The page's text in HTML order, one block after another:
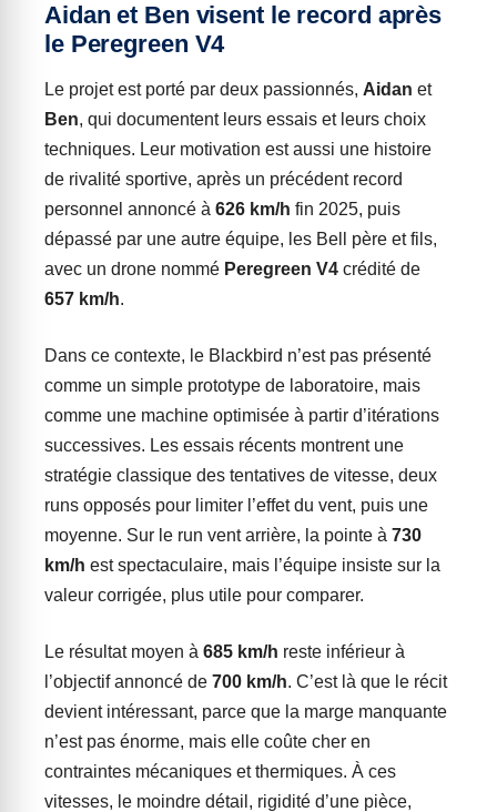
Aidan et Ben visent le record après
le Peregreen V4
Le projet est porté par deux passionnés, Aidan et
Ben, qui documentent leurs essais et leurs choix
techniques. Leur motivation est aussi une histoire
de rivalité sportive, après un précédent record
personnel annoncé à 626 km/h fin 2025, puis
dépassé par une autre équipe, les Bell père et fils,
avec un drone nommé Peregreen V4 crédité de
657 km/h.
Dans ce contexte, le Blackbird n’est pas présenté
comme un simple prototype de laboratoire, mais
comme une machine optimisée à partir d’itérations
successives. Les essais récents montrent une
stratégie classique des tentatives de vitesse, deux
runs opposés pour limiter l’effet du vent, puis une
moyenne. Sur le run vent arrière, la pointe à 730
km/h est spectaculaire, mais l’équipe insiste sur la
valeur corrigée, plus utile pour comparer.
Le résultat moyen à 685 km/h reste inférieur à
l’objectif annoncé de 700 km/h. C’est là que le récit
devient intéressant, parce que la marge manquante
n’est pas énorme, mais elle coûte cher en
contraintes mécaniques et thermiques. À ces
vitesses, le moindre détail, rigidité d’une pièce,